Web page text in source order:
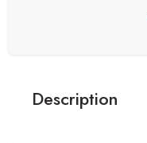
Description